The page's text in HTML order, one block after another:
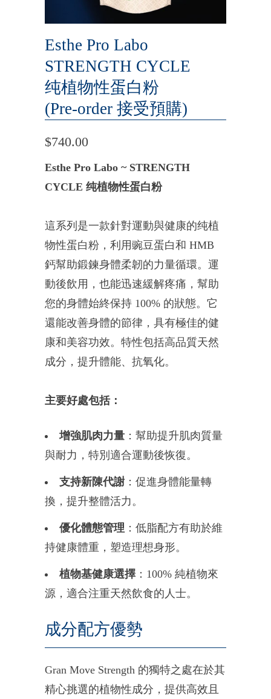
Esthe Pro Labo
STRENGTH CYCLE
纯植物性蛋白粉
(Pre-order 接受預購)
$740.00
Esthe Pro Labo ~ STRENGTH
CYCLE 纯植物性蛋白粉
這系列是一款針對運動與健康的纯植
物性蛋白粉，利用豌豆蛋白和 HMB
鈣幫助鍛鍊身體柔韌的力量循環。運
動後飲用，也能迅速緩解疼痛，幫助
您的身體始終保持 100% 的狀態。它
還能改善身體的節律，具有極佳的健
康和美容功效。 特性包括高品質天然
成分，提升體能、抗氧化。
主要好處包括：
增強肌肉力量 ：幫助提升肌肉質量
與耐力，特別適合運動後恢復。
支持新陳代謝 ：促進身體能量轉
換，提升整體活力。
優化體態管理 ：低脂配方有助於維
持健康體重，塑造理想身形。
植物基健康選擇 ：100% 純植物來
源，適合注重天然飲食的人士。
成分配方優勢
Gran Move Strength 的獨特之處在於其
精心挑選的植物性成分，提供高效且